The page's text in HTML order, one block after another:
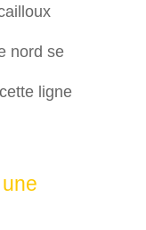
nord se
ligne